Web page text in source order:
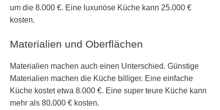
um die 8.000 €. Eine luxuriöse Küche kann 25.000 €
kosten.
Materialien und Oberflächen
Materialien machen auch einen Unterschied. Günstige
Materialien machen die Küche billiger. Eine einfache
Küche kostet etwa 8.000 €. Eine super teure Küche kann
mehr als 80.000 € kosten.